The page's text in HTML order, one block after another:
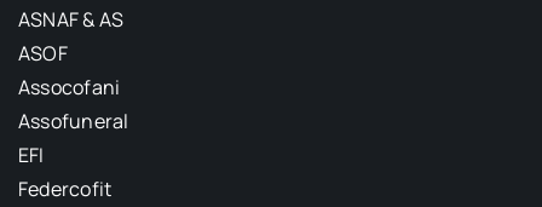
ASNAF & AS
ASOF
Assocofani
Assofuneral
EFI
Federcofit